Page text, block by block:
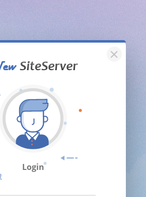
Login